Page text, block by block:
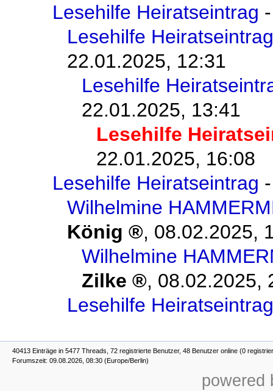
Lesehilfe Heiratseintrag
Lesehilfe Heiratseintrag
22.01.2025, 12:31
Lesehilfe
22.01.2025, 13:41
Lesehilfe
22.01.2025, 16:08
Lesehilfe Heiratseintrag
Wilhelmine
König
, 08.02.2025,
Wilhelmine
Zilke
, 08.02.2025,
Lesehilfe Heiratseintrag
40413 Einträge in 5477 Threads, 72 registrierte Benutzer, 48 Benutzer online (0
Forumszeit: 09.08.2026, 08:30 (Europe/Berlin)
powered